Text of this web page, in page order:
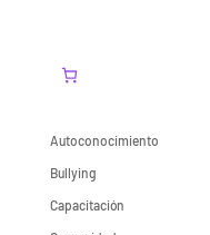
Autoconocimiento
Bullying
Capacitación